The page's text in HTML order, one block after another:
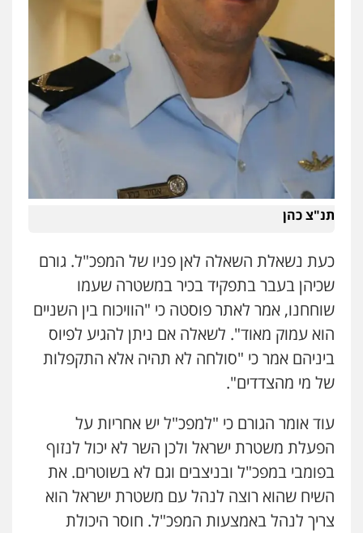
תנ"צ כהן
כעת נשאלת השאלה לאן פניו של המפכ"ל. גורם
שכיהן בעבר בתפקיד בכיר במשטרה שעמו
שוחחנו, אמר לאתר פוסטה כי "הוויכוח בין השניים
הוא עמוק מאוד". לשאלה אם ניתן להגיע לפיוס
ביניהם אמר כי "סולחה לא תהיה אלא התקפלות
של מי מהצדדים".
עוד אומר הגורם כי "למפכ"ל יש אחריות על
הפעלת משטרת ישראל ולכן השר לא יכול לנזוף
בפומבי במפכ"ל ובניצבים וגם לא בשוטרים. את
השיח שהוא רוצה לנהל עם משטרת ישראל הוא
צריך לנהל באמצעות המפכ"ל. חוסר היכולת
ניר קידר – צלם
צילום עורכי דין שירותים מקצועיים לעורכי
דין
רונן הלל – מוניטין
מחיקת כתבות מגוגל ודחיקת אזכורים